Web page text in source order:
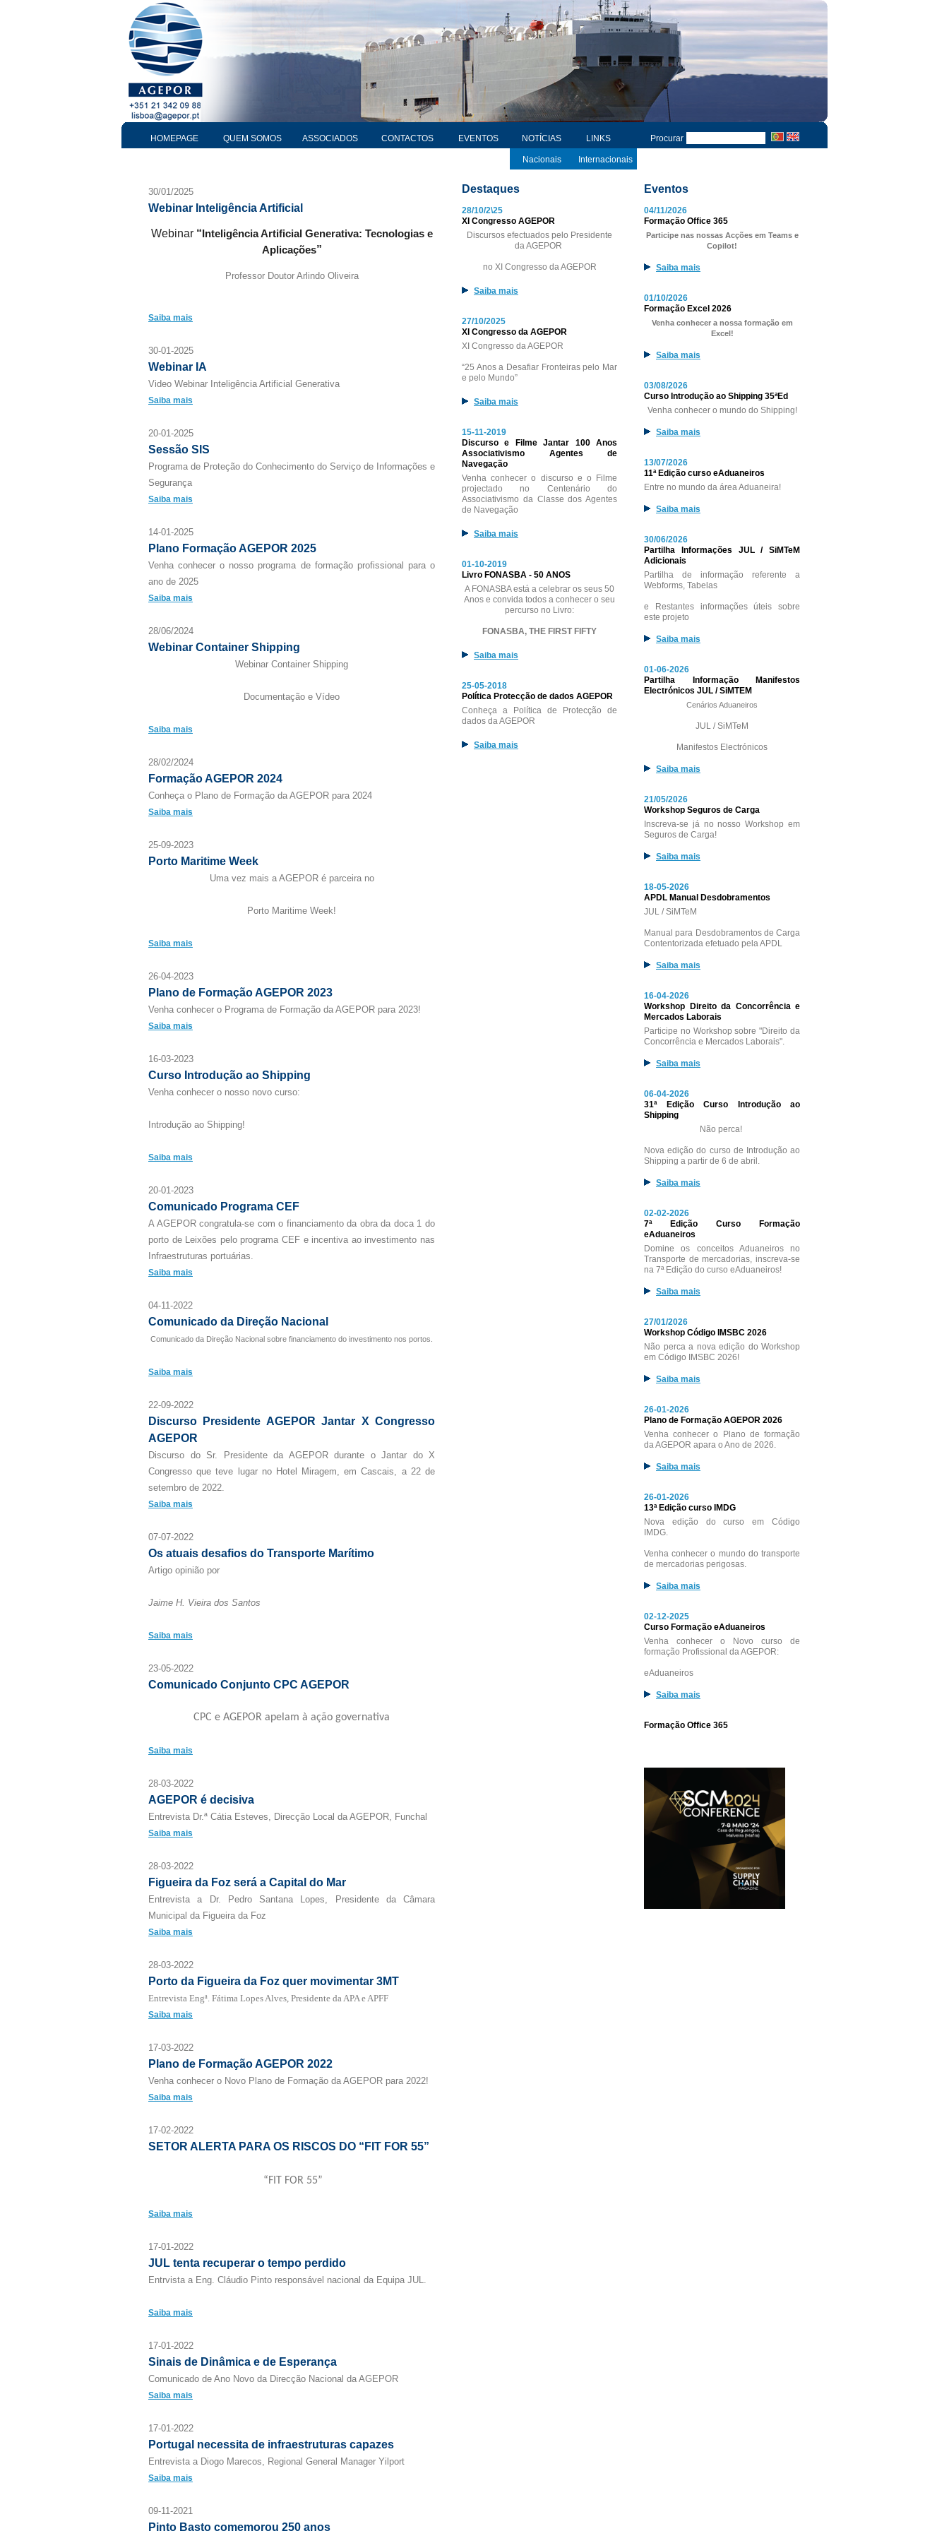
HOMEPAGE QUEM SOMOS ASSOCIADOS CONTACTOS EVENTOS NOTÍCIAS LINKS Procurar
Nacionais Internacionais
30/01/2025
Webinar Inteligência Artificial
Webinar “ Inteligência Artificial Generativa: Tecnologias e
Aplicações”
Professor Doutor Arlindo Oliveira
Saiba mais
30-01-2025
Webinar IA
Video Webinar Inteligência Artificial Generativa
Saiba mais
20-01-2025
Sessão SIS
Programa de Proteção do Conhecimento do Serviço de Informações e
Segurança
Saiba mais
14-01-2025
Plano Formação AGEPOR 2025
Venha conhecer o nosso programa de formação profissional para o
ano de 2025
Saiba mais
28/06/2024
Webinar Container Shipping
Webinar Container Shipping
Documentação e Vídeo
Saiba mais
28/02/2024
Formação AGEPOR 2024
Conheça o Plano de Formação da AGEPOR para 2024
Saiba mais
25-09-2023
Porto Maritime Week
Uma vez mais a AGEPOR é parceira no
Porto Maritime Week!
Saiba mais
26-04-2023
Plano de Formação AGEPOR 2023
Venha conhecer o Programa de Formação da AGEPOR para 2023!
Saiba mais
16-03-2023
Curso Introdução ao Shipping
Venha conhecer o nosso novo curso:
Introdução ao Shipping!
Saiba mais
20-01-2023
Comunicado Programa CEF
A AGEPOR congratula-se com o financiamento da obra da doca 1 do
porto de Leixões pelo programa CEF e incentiva ao investimento nas
Infraestruturas portuárias.
Saiba mais
04-11-2022
Comunicado da Direção Nacional
Comunicado da Direção Nacional sobre financiamento do investimento nos portos.
Saiba mais
22-09-2022
Discurso Presidente AGEPOR Jantar X Congresso
AGEPOR
Discurso do Sr. Presidente da AGEPOR durante o Jantar do X
Congresso que teve lugar no Hotel Miragem, em Cascais, a 22 de
setembro de 2022.
Saiba mais
07-07-2022
Os atuais desafios do Transporte Marítimo
Artigo opinião por
Jaime H. Vieira dos Santos
Saiba mais
23-05-2022
Comunicado Conjunto CPC AGEPOR
CPC e AGEPOR apelam à ação governativa
Saiba mais
28-03-2022
AGEPOR é decisiva
Entrevista Dr.ª Cátia Esteves, Direcção Local da AGEPOR, Funchal
Saiba mais
28-03-2022
Figueira da Foz será a Capital do Mar
Entrevista a Dr. Pedro Santana Lopes, Presidente da Câmara
Municipal da Figueira da Foz
Saiba mais
28-03-2022
Porto da Figueira da Foz quer movimentar 3MT
Entrevista Engª. Fátima Lopes Alves, Presidente da APA e APFF
Saiba mais
17-03-2022
Plano de Formação AGEPOR 2022
Venha conhecer o Novo Plano de Formação da AGEPOR para 2022!
Saiba mais
17-02-2022
SETOR ALERTA PARA OS RISCOS DO “FIT FOR 55”
“FIT FOR 55”
Saiba mais
17-01-2022
JUL tenta recuperar o tempo perdido
Entrvista a Eng. Cláudio Pinto responsável nacional da Equipa JUL.
Saiba mais
17-01-2022
Sinais de Dinâmica e de Esperança
Comunicado de Ano Novo da Direcção Nacional da AGEPOR
Saiba mais
17-01-2022
Portugal necessita de infraestruturas capazes
Entrevista a Diogo Marecos, Regional General Manager Yilport
Saiba mais
09-11-2021
Pinto Basto comemorou 250 anos
Destaques
28/10/2\25
XI Congresso AGEPOR
Discursos efectuados pelo Presidente
da AGEPOR
no XI Congresso da AGEPOR
Saiba mais
27/10/2025
XI Congresso da AGEPOR
XI Congresso da AGEPOR
“25 Anos a Desafiar Fronteiras pelo Mar
e pelo Mundo”
Saiba mais
15-11-2019
Discurso e Filme Jantar 100 Anos
Associativismo Agentes de
Navegação
Venha conhecer o discurso e o Filme
projectado no Centenário do
Associativismo da Classe dos Agentes
de Navegação
Saiba mais
01-10-2019
Livro FONASBA - 50 ANOS
A FONASBA está a celebrar os seus 50
Anos e convida todos a conhecer o seu
percurso no Livro:
FONASBA, THE FIRST FIFTY
Saiba mais
25-05-2018
Política Protecção de dados AGEPOR
Conheça a Política de Protecção de
dados da AGEPOR
Saiba mais
Eventos
04/11/2026
Formação Office 365
Participe nas nossas Acções em Teams e
Copilot!
Saiba mais
01/10/2026
Formação Excel 2026
Venha conhecer a nossa formação em
Excel!
Saiba mais
03/08/2026
Curso Introdução ao Shipping 35ªEd
Venha conhecer o mundo do Shipping!
Saiba mais
13/07/2026
11ª Edição curso eAduaneiros
Entre no mundo da área Aduaneira!
Saiba mais
30/06/2026
Partilha Informações JUL / SiMTeM
Adicionais
Partilha de informação referente a
Webforms, Tabelas
e Restantes informações úteis sobre
este projeto
Saiba mais
01-06-2026
Partilha Informação Manifestos
Electrónicos JUL / SiMTEM
Cenários Aduaneiros
JUL / SiMTeM
Manifestos Electrónicos
Saiba mais
21/05/2026
Workshop Seguros de Carga
Inscreva-se já no nosso Workshop em
Seguros de Carga!
Saiba mais
18-05-2026
APDL Manual Desdobramentos
JUL / SiMTeM
Manual para Desdobramentos de Carga
Contentorizada efetuado pela APDL
Saiba mais
16-04-2026
Workshop Direito da Concorrência e
Mercados Laborais
Participe no Workshop sobre "Direito da
Concorrência e Mercados Laborais".
Saiba mais
06-04-2026
31ª Edição Curso Introdução ao
Shipping
Não perca!
Nova edição do curso de Introdução ao
Shipping a partir de 6 de abril.
Saiba mais
02-02-2026
7ª Edição Curso Formação
eAduaneiros
Domine os conceitos Aduaneiros no
Transporte de mercadorias, inscreva-se
na 7ª Edição do curso eAduaneiros!
Saiba mais
27/01/2026
Workshop Código IMSBC 2026
Não perca a nova edição do Workshop
em Código IMSBC 2026!
Saiba mais
26-01-2026
Plano de Formação AGEPOR 2026
Venha conhecer o Plano de formação
da AGEPOR apara o Ano de 2026.
Saiba mais
26-01-2026
13ª Edição curso IMDG
Nova edição do curso em Código
IMDG.
Venha conhecer o mundo do transporte
de mercadorias perigosas.
Saiba mais
02-12-2025
Curso Formação eAduaneiros
Venha conhecer o Novo curso de
formação Profissional da AGEPOR:
eAduaneiros
Saiba mais
Formação Office 365